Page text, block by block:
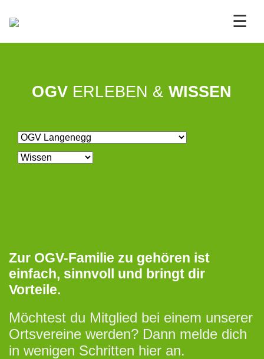
☰
OGVERLEBEN & WISSEN
Zur OGV-Familie zu gehören ist
einfach, sinnvoll und bringt dir
Vorteile.
Möchtest du Mitglied bei einem unserer
Ortsvereine werden? Dann melde dich
in wenigen Schritten hier an.